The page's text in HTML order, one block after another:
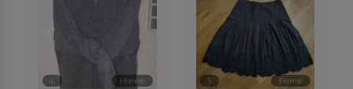
L homme S femme